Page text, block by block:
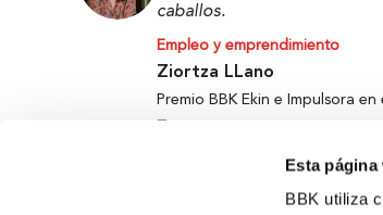
Esta
BBK utiliza
caballos.
Empleo y emprendimiento
Ziortza LLano
Premio BBK Ekin e Impulsora
Tapa